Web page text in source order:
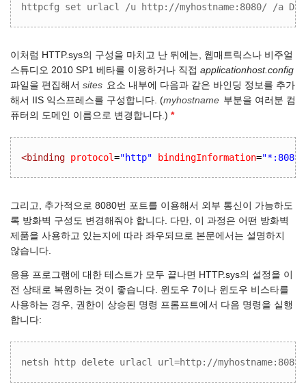
httpcfg set urlacl /u http://myhostname:8080/ /a
이처럼 HTTP.sys의 구성을 마치고 난 뒤에는, 웹매트릭스나 비주얼
스튜디오 2010 SP1 베타를 이용하거나 직접 applicationhost.config
파일을 편집해서 sites 요소 내부에 다음과 같은 바인딩 정보를 추가
해서 IIS 익스프레스를 구성합니다. (myhostname 부분을 여러분 컴
퓨터의 도메인 이름으로 변경합니다.) *
<binding protocol="http" bindingInformation=
그리고, 추가적으로 8080번 포트를 이용해서 외부 통신이 가능하도
록 방화벽 구성도 변경해줘야 합니다. 다만, 이 과정은 어떤 방화벽
제품을 사용하고 있는지에 따라 좌우되므로 본문에서는 설명하지
않습니다.
응용 프로그램에 대한 테스트가 모두 끝나면 HTTP.sys의 설정을 이
전 상태로 복원하는 것이 좋습니다. 윈도우 7이나 윈도우 비스타를
사용하는 경우, 권한이 상승된 명령 프롬프트에서 다음 명령을 실행
합니다:
netsh http delete urlacl url=http://myhostname:8080/